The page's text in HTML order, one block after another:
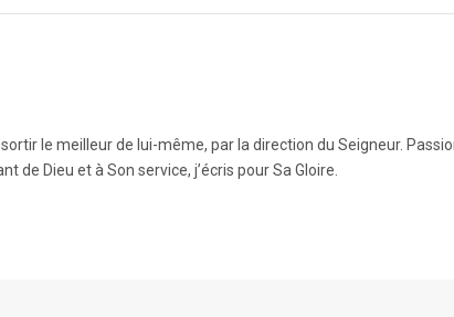
le meilleur de lui-même, par la direction du Seigneur.
de Dieu et à Son service, j’écris pour Sa Gloire.